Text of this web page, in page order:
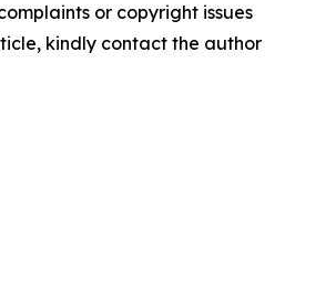
or copyright issues
kindly contact the author